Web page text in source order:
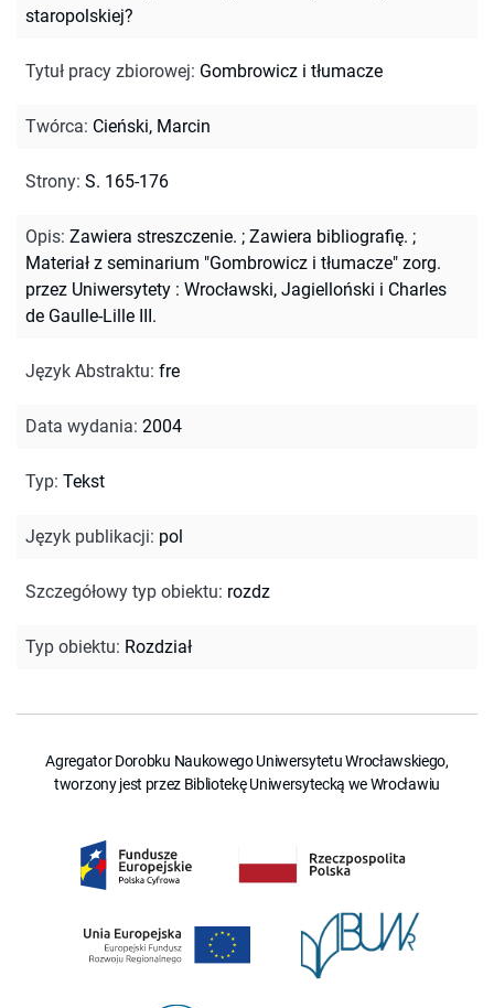
staropolskiej?
Tytuł pracy zbiorowej: Gombrowicz i tłumacze
Twórca: Cieński, Marcin
Strony: S. 165-176
Opis: Zawiera streszczenie. ; Zawiera bibliografię. ;
Materiał z seminarium "Gombrowicz i tłumacze" zorg.
przez Uniwersytety : Wrocławski, Jagielloński i Charles
de Gaulle-Lille III.
Język Abstraktu: fre
Data wydania: 2004
Typ: Tekst
Język publikacji: pol
Szczegółowy typ obiektu: rozdz
Typ obiektu: Rozdział
Agregator Dorobku Naukowego Uniwersytetu Wrocławskiego,
tworzony jest przez Bibliotekę Uniwersytecką we Wrocławiu